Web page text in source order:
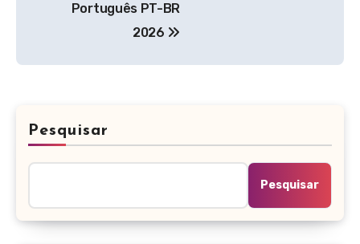
Português PT-BR
2026
Pesquisar
Pesquisar